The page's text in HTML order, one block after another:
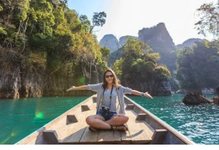
سافر واكتشف فوائد السفر: رحلة الانطلاق نحو المغامرة والمعرفة
2025